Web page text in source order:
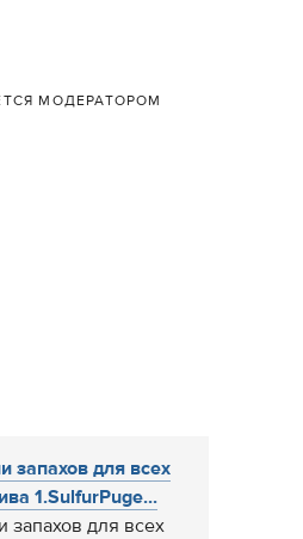
МОДЕРАТОРОМ
запахов для всех
1.SulfurPuge...
запахов для всех